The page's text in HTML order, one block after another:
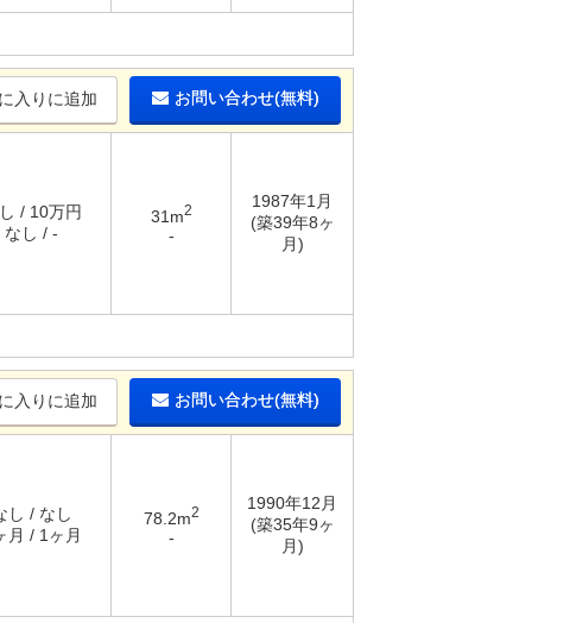
入りに追加 お問い合わせ(無料)
/ 10万円
なし / -
31m2
-
1987年1月
(築39年8ヶ
月)
入りに追加 お問い合わせ(無料)
し / なし
月 / 1ヶ月
78.2m2
-
1990年12月
(築35年9ヶ
月)